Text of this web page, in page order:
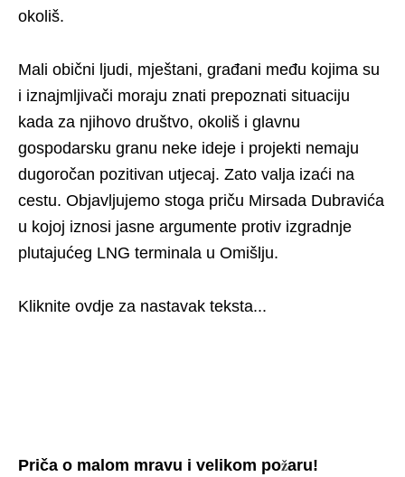
okoliš.
Mali obični ljudi, mještani, građani među kojima su
i iznajmljivači moraju znati prepoznati situaciju
kada za njihovo društvo, okoliš i glavnu
gospodarsku granu neke ideje i projekti nemaju
dugoročan pozitivan utjecaj. Zato valja izaći na
cestu. Objavljujemo stoga priču Mirsada Dubravića
u kojoj iznosi jasne argumente protiv izgradnje
plutajućeg LNG terminala u Omišlju.
Kliknite ovdje za nastavak teksta...
Priča o malom mravu i velikom požaru!